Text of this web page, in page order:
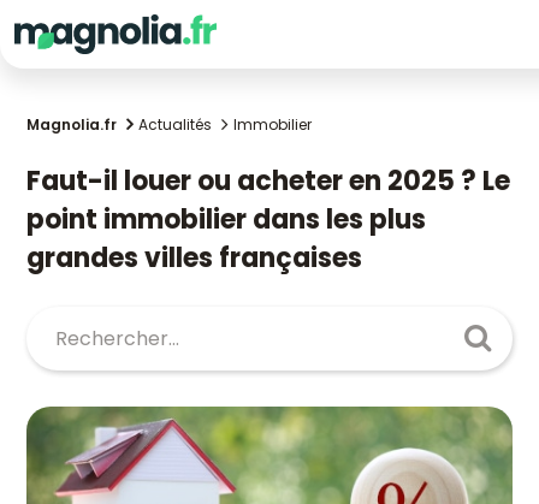
Magnolia.fr Actualités Immobilier
Faut-il louer ou acheter en 2025 ? Le
point immobilier dans les plus
grandes villes françaises